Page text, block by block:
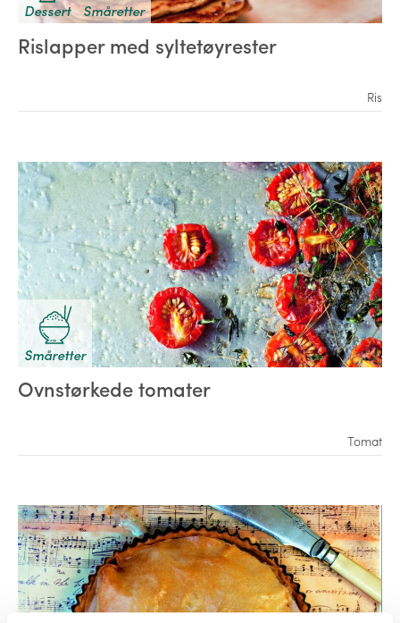
Dessert Småretter
Rislapper med syltetøyrester
Ris
Småretter
Ovnstørkede tomater
Tomat